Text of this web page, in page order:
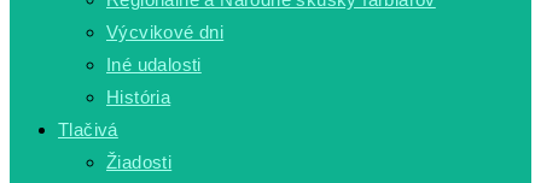
Výcvikové dni
Iné udalosti
História
Tlačivá
Žiadosti